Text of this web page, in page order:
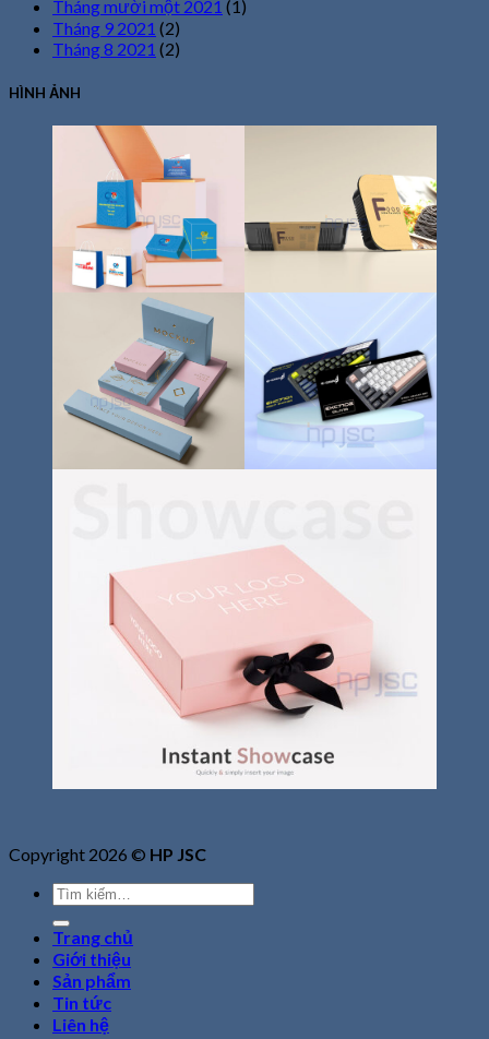
Tháng mười một 2021 (1)
Tháng 9 2021 (2)
Tháng 8 2021 (2)
HÌNH ẢNH
Copyright 2026 © HP JSC
Tìm
kiếm:
Trang chủ
Giới thiệu
Sản phẩm
Tin tức
Liên hệ